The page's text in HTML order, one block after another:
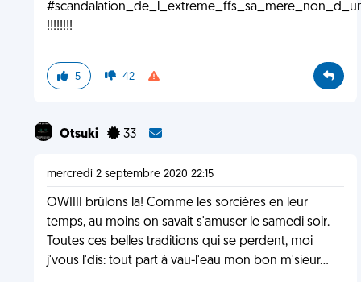
!!!!!!!!
5 42
Otsuki 33
mercredi 2 septembre 2020 22:15
OWIIII brûlons la! Comme les sorcières en leur
temps, au moins on savait s'amuser le samedi soir.
Toutes ces belles traditions qui se perdent, moi
j'vous l'dis: tout part à vau-l'eau mon bon m'sieur...